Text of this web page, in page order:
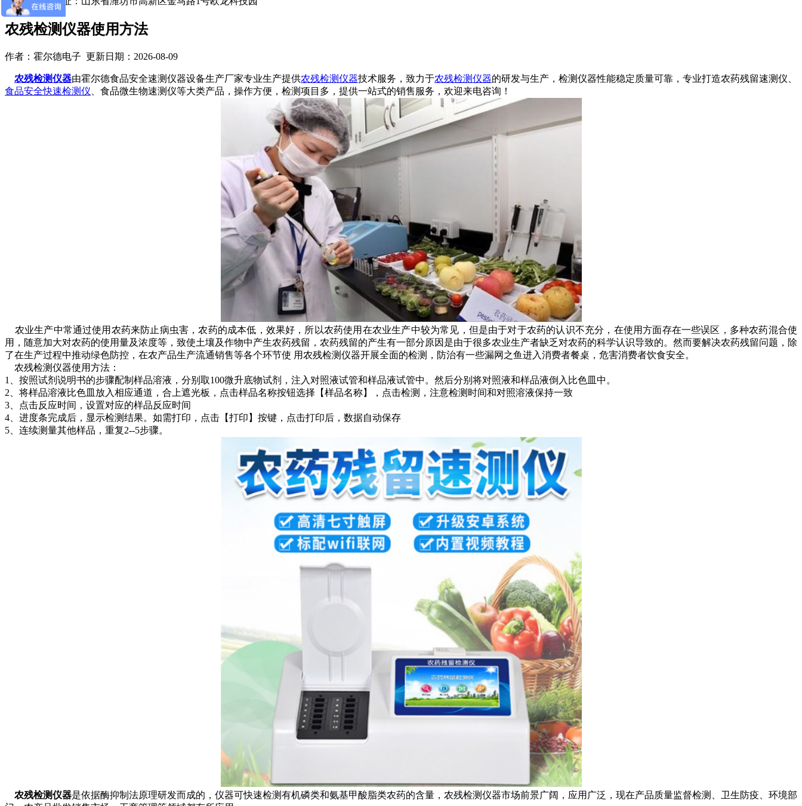
农残检测仪器使用方法
作者：霍尔德电子 更新日期：2026-08-09
农残检测仪器由霍尔德食品安全速测仪器设备生产厂家专业生产提供农残检测仪器技术服务，致力于农残检测仪器的研发与生产，检测仪器性能稳定质量可靠，专业打造农药残留速测仪、
食品安全快速检测仪 、食品微生物速测仪等大类产品，操作方便，检测项目多，提供一站式的销售服务，欢迎来电咨询！
农业生产中常通过使用农药来防止病虫害，农药的成本低，效果好，所以农药使用在农业生产中较为常见，但是由于对于农药的认识不充分，在使用方面存在一些误区，多种农药混合使
用，随意加大对农药的使用量及浓度等，致使土壤及作物中产生农药残留，农药残留的产生有一部分原因是由于很多农业生产者缺乏对农药的科学认识导致的。然而要解决农药残留问题，除
了在生产过程中推动绿色防控，在农产品生产流通销售等各个环节使 用农残检测仪器开展全面的检测，防治有一些漏网之鱼进入消费者餐桌，危害消费者饮食安全。
农残检测仪器使用方法：
1、按照试剂说明书的步骤配制样品溶液，分别取100微升底物试剂，注入对照液试管和样品液试管中。然后分别将对照液和样品液倒入比色皿中。
2、将样品溶液比色皿放入相应通道，合上遮光板，点击样品名称按钮选择【样品名称】，点击检测，注意检测时间和对照溶液保持一致
3、点击反应时间，设置对应的样品反应时间
4、进度条完成后，显示检测结果。如需打印，点击【打印】按键，点击打印后，数据自动保存
5、连续测量其他样品，重复2--5步骤。
农残检测仪器是依据酶抑制法原理研发而成的，仪器可快速检测有机磷类和氨基甲酸脂类农药的含量，农残检测仪器市场前景广阔，应用广泛，现在产品质量监督检测、卫生防疫、环境部